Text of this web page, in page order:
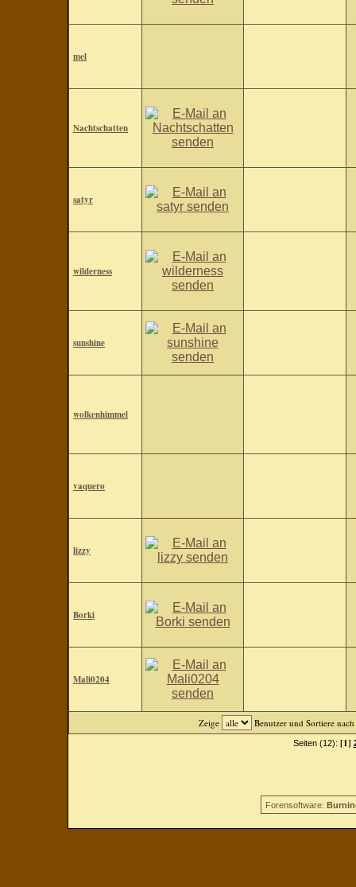
mel
Nachtschatten
satyr
wilderness
sunshine
wolkenhimmel
vaquero
lizzy
Borki
Mali0204
Zeige Benutzer und Sortiere nach
Seiten (12): [1]
Forensoftware: